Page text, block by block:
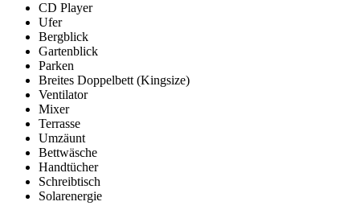
CD Player
Ufer
Bergblick
Gartenblick
Parken
Breites Doppelbett (Kingsize)
Ventilator
Mixer
Terrasse
Umzäunt
Bettwäsche
Handtücher
Schreibtisch
Solarenergie